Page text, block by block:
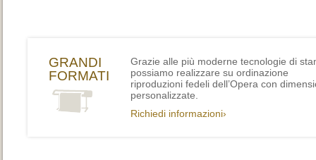
GRANDI
FORMATI
Grazie alle più moderne tecnologie di
possiamo realizzare su ordinazione
riproduzioni fedeli dell’Opera con
personalizzate.
Richiedi informazioni›